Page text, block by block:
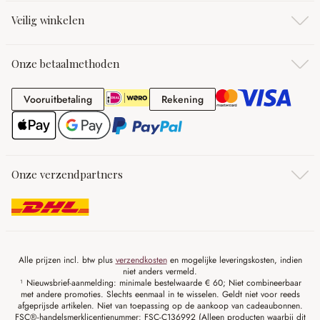
Veilig winkelen
Onze betaalmethoden
VooruitbetalingVooruitbetaling RekeningRekening
Onze verzendpartners
Alle prijzen incl. btw plus verzendkostenen mogelijke leveringskosten, indien
niet anders vermeld.
¹ Nieuwsbrief-aanmelding: minimale bestelwaarde € 60; Niet combineerbaar
met andere promoties. Slechts eenmaal in te wisselen. Geldt niet voor reeds
afgeprijsde artikelen. Niet van toepassing op de aankoop van cadeaubonnen.
FSC®-handelsmerklicentienummer: FSC-C136992 (Alleen producten waarbij dit